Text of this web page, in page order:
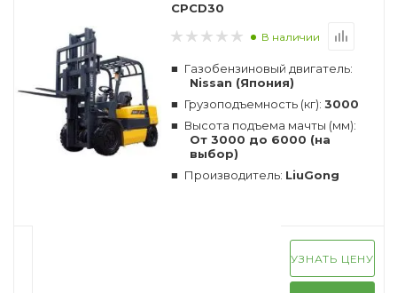
CPCD30
В наличии
Газобензиновый двигатель:
Nissan (Япония)
Грузоподъемность (кг): 3000
Высота подъема мачты (мм):
От 3000 до 6000 (на
выбор)
Производитель: LiuGong
УЗНАТЬ ЦЕНУ